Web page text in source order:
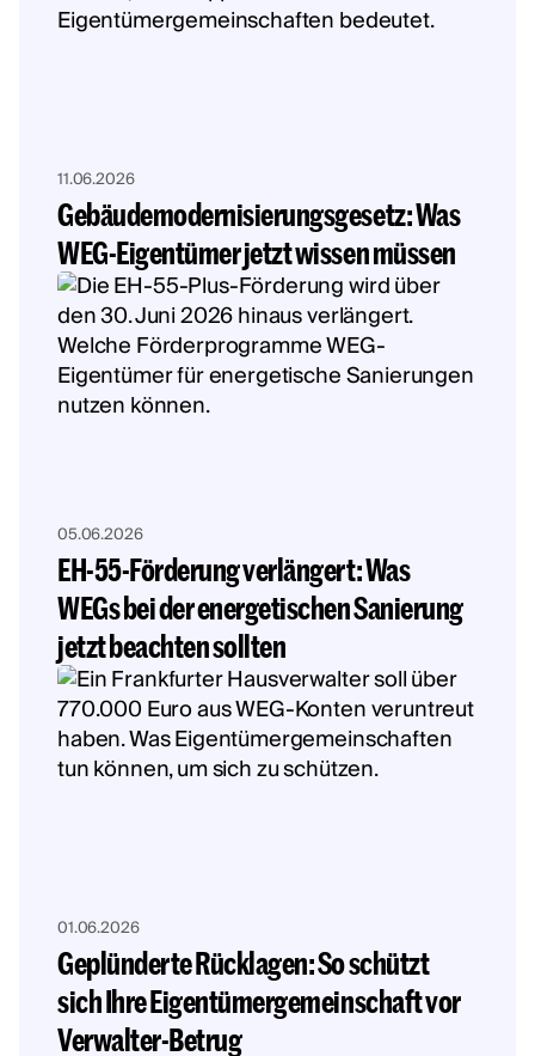
11.06.2026
Gebäudemodernisierungsgesetz: Was
WEG-Eigentümer jetzt wissen müssen
05.06.2026
EH-55-Förderung verlängert: Was
WEGs bei der energetischen Sanierung
jetzt beachten sollten
01.06.2026
Geplünderte Rücklagen: So schützt
sich Ihre Eigentümergemeinschaft vor
Verwalter-Betrug